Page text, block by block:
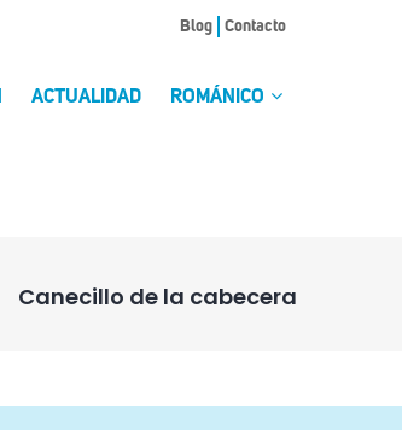
Blog Contacto
ACTUALIDAD ROMÁNICO
Canecillo de la cabecera